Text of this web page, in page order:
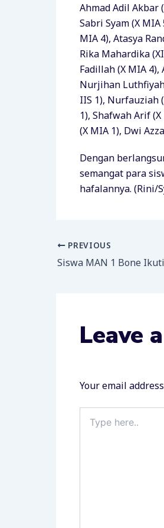
Ahmad Adil Akbar
Sabri Syam (X
MIA 4), Atasya
Rika Mahardika
Fadillah (X MIA
Nurjihan Luthfiyah
IIS 1), Nurfauziah
1), Shafwah Arif
(X MIA 1), Dwi
Dengan
semangat para
hafalannya. (Rini/
PREVIOUS
Leave
Your email
here..